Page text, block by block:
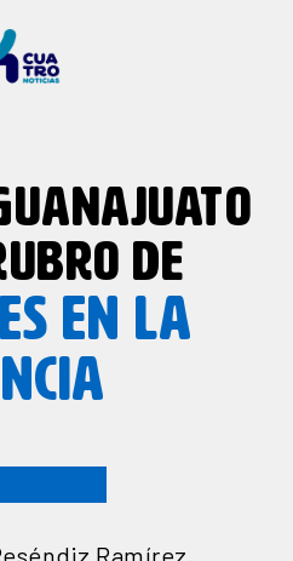
DE
EN LA
Ramírez,